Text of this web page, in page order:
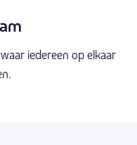
iedereen op elkaar